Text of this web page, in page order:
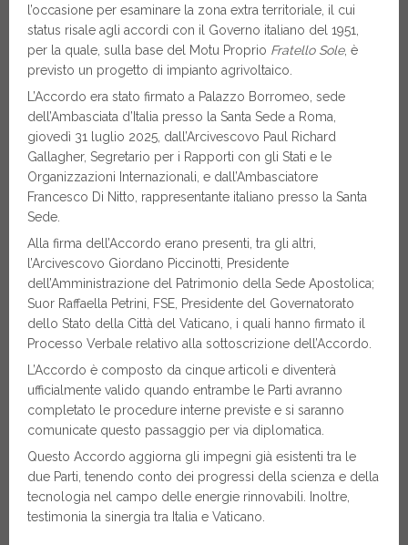
l’occasione per esaminare la zona extra territoriale, il cui
status risale agli accordi con il Governo italiano del 1951,
per la quale, sulla base del Motu Proprio Fratello Sole, è
previsto un progetto di impianto agrivoltaico.
L’Accordo era stato firmato a Palazzo Borromeo, sede
dell’Ambasciata d’Italia presso la Santa Sede a Roma,
giovedì 31 luglio 2025, dall’Arcivescovo Paul Richard
Gallagher, Segretario per i Rapporti con gli Stati e le
Organizzazioni Internazionali, e dall’Ambasciatore
Francesco Di Nitto, rappresentante italiano presso la Santa
Sede.
Alla firma dell’Accordo erano presenti, tra gli altri,
l’Arcivescovo Giordano Piccinotti, Presidente
dell’Amministrazione del Patrimonio della Sede Apostolica;
Suor Raffaella Petrini, FSE, Presidente del Governatorato
dello Stato della Città del Vaticano, i quali hanno firmato il
Processo Verbale relativo alla sottoscrizione dell’Accordo.
L’Accordo è composto da cinque articoli e diventerà
ufficialmente valido quando entrambe le Parti avranno
completato le procedure interne previste e si saranno
comunicate questo passaggio per via diplomatica.
Questo Accordo aggiorna gli impegni già esistenti tra le
due Parti, tenendo conto dei progressi della scienza e della
tecnologia nel campo delle energie rinnovabili. Inoltre,
testimonia la sinergia tra Italia e Vaticano.